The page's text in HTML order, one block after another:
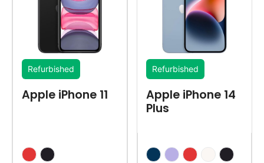
Refurbished
Apple iPhone 11
Refurbished
Apple iPhone 14
Plus